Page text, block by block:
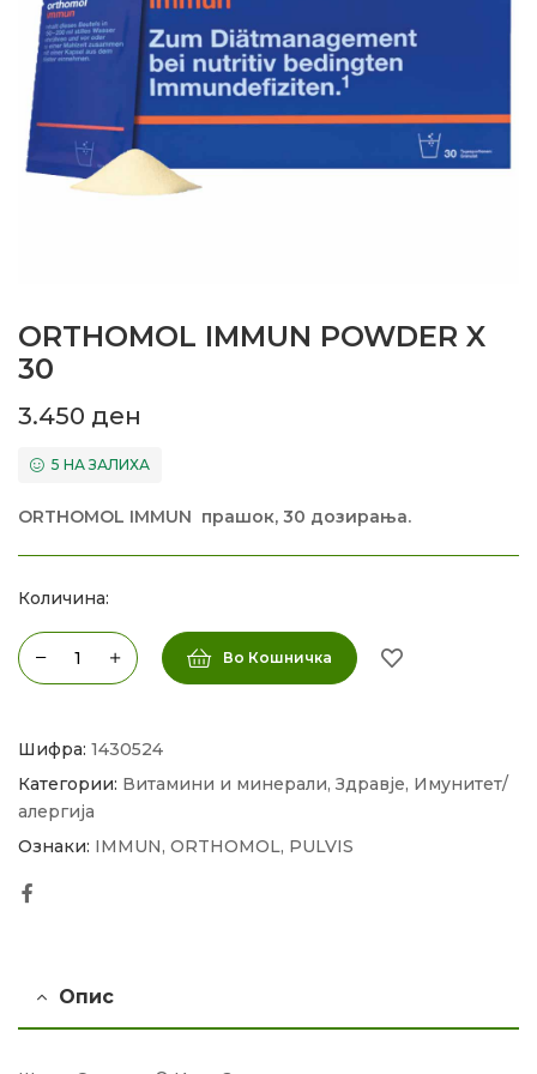
ORTHOMOL IMMUN POWDER X
30
3.450 ден
5 НА ЗАЛИХА
ORTHOMOL IMMUN прашок, 30 дозирања.
Количина:
Во Кошничка
Шифра: 1430524
Категории: Витамини и минерали, Здравје, Имунитет/
алергија
Ознаки: IMMUN, ORTHOMOL, PULVIS
Опис